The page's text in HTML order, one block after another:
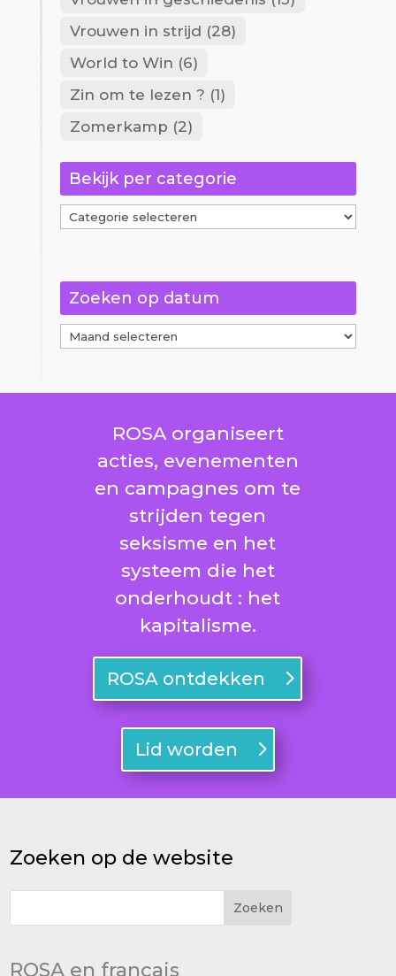
Vrouwen in strijd (28)
World to Win (6)
Zin om te lezen ? (1)
Zomerkamp (2)
Bekijk per categorie
Bekijk
per
Zoeken op datum
Zoeken
op
ROSA organiseert
acties, evenementen
en campagnes om te
strijden tegen
seksisme en het
systeem die het
onderhoudt : het
kapitalisme.
ROSA ontdekken
Lid worden
Zoeken op de website
ROSA en français